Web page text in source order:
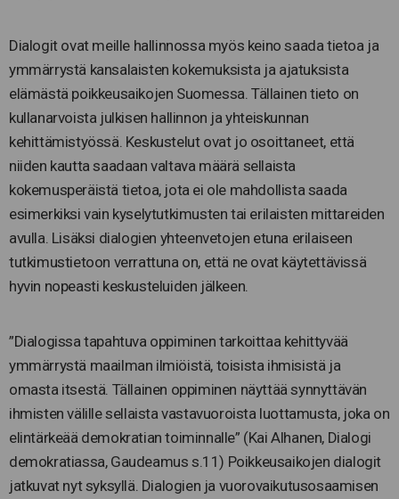
Dialogit ovat meille hallinnossa myös keino saada tietoa ja
ymmärrystä kansalaisten kokemuksista ja ajatuksista
elämästä poikkeusaikojen Suomessa. Tällainen tieto on
kullanarvoista julkisen hallinnon ja yhteiskunnan
kehittämistyössä. Keskustelut ovat jo osoittaneet, että
niiden kautta saadaan valtava määrä sellaista
kokemusperäistä tietoa, jota ei ole mahdollista saada
esimerkiksi vain kyselytutkimusten tai erilaisten mittareiden
avulla. Lisäksi dialogien yhteenvetojen etuna erilaiseen
tutkimustietoon verrattuna on, että ne ovat käytettävissä
hyvin nopeasti keskusteluiden jälkeen.
”Dialogissa tapahtuva oppiminen tarkoittaa kehittyvää
ymmärrystä maailman ilmiöistä, toisista ihmisistä ja
omasta itsestä. Tällainen oppiminen näyttää synnyttävän
ihmisten välille sellaista vastavuoroista luottamusta, joka on
elintärkeää demokratian toiminnalle” (Kai Alhanen, Dialogi
demokratiassa, Gaudeamus s.11) Poikkeusaikojen dialogit
jatkuvat nyt syksyllä. Dialogien ja vuorovaikutusosaamisen